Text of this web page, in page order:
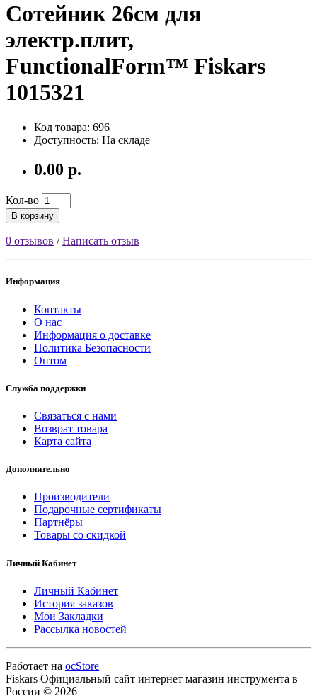
Сотейник 26см для
электр.плит,
FunctionalForm™ Fiskars
1015321
Код товара: 696
Доступность: На складе
0.00 р.
Кол-во
В корзину
0 отзывов /Написать отзыв
Информация
Контакты
О нас
Информация о доставке
Политика Безопасности
Оптом
Служба поддержки
Связаться с нами
Возврат товара
Карта сайта
Дополнительно
Производители
Подарочные сертификаты
Партнёры
Товары со скидкой
Личный Кабинет
Личный Кабинет
История заказов
Мои Закладки
Рассылка новостей
Работает на ocStore
Fiskars Официальный сайт интернет магазин инструмента в
России © 2026